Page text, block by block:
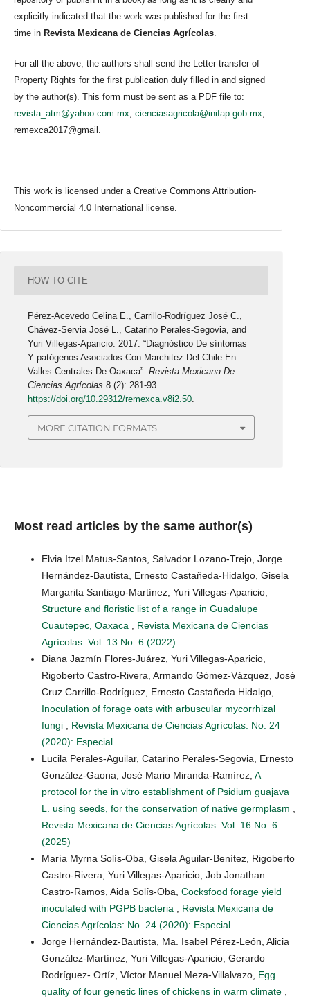
explicitly indicated that the work was published for the first
time in Revista Mexicana de Ciencias Agrícolas.
For all the above, the authors shall send the Letter-transfer of
Property Rights for the first publication duly filled in and signed
by the author(s). This form must be sent as a PDF file to:
revista_atm@yahoo.com.mx; cienciasagricola@inifap.gob.mx;
remexca2017@gmail.
This work is licensed under a Creative Commons Attribution-
Noncommercial 4.0 International license.
HOW TO CITE
Pérez-Acevedo Celina E., Carrillo-Rodríguez José C.,
Chávez-Servia José L., Catarino Perales-Segovia, and
Yuri Villegas-Aparicio. 2017. “Diagnóstico De síntomas
Y patógenos Asociados Con Marchitez Del Chile En
Valles Centrales De Oaxaca”.Revista Mexicana De
Ciencias Agrícolas 8 (2): 281-93.
https://doi.org/10.29312/remexca.v8i2.50.
MORE CITATION FORMATS
Most read articles by the same author(s)
Elvia Itzel Matus-Santos, Salvador Lozano-Trejo, Jorge
Hernández-Bautista, Ernesto Castañeda-Hidalgo, Gisela
Margarita Santiago-Martínez, Yuri Villegas-Aparicio,
Structure and floristic list of a range in Guadalupe
Cuautepec, Oaxaca
Revista Mexicana de Ciencias
Agrícolas: Vol. 13 No. 6 (2022)
Diana Jazmín Flores-Juárez, Yuri Villegas-Aparicio,
Rigoberto Castro-Rivera, Armando Gómez-Vázquez, José
Cruz Carrillo-Rodríguez, Ernesto Castañeda Hidalgo,
Inoculation of forage oats with arbuscular mycorrhizal
fungi
Revista Mexicana de Ciencias Agrícolas: No. 24
(2020): Especial
Lucila Perales-Aguilar, Catarino Perales-Segovia, Ernesto
González-Gaona, José Mario Miranda-Ramírez, A
protocol for the in vitro establishment of Psidium guajava
L. using seeds, for the conservation of native germplasm
Revista Mexicana de Ciencias Agrícolas: Vol. 16 No. 6
(2025)
María Myrna Solís-Oba, Gisela Aguilar-Benítez, Rigoberto
Castro-Rivera, Yuri Villegas-Aparicio, Job Jonathan
Castro-Ramos, Aida Solís-Oba, Cocksfood forage yield
inoculated with PGPB bacteria
Revista Mexicana de
Ciencias Agrícolas: No. 24 (2020): Especial
Jorge Hernández-Bautista, Ma. Isabel Pérez-León, Alicia
González-Martínez, Yuri Villegas-Aparicio, Gerardo
Rodríguez- Ortíz, Víctor Manuel Meza-Villalvazo, Egg
quality of four genetic lines of chickens in warm climate